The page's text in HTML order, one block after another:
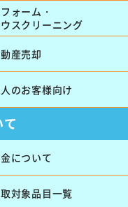
ォーム・
スクリーニング
産売却
のお客様向け
について
対象品目一覧